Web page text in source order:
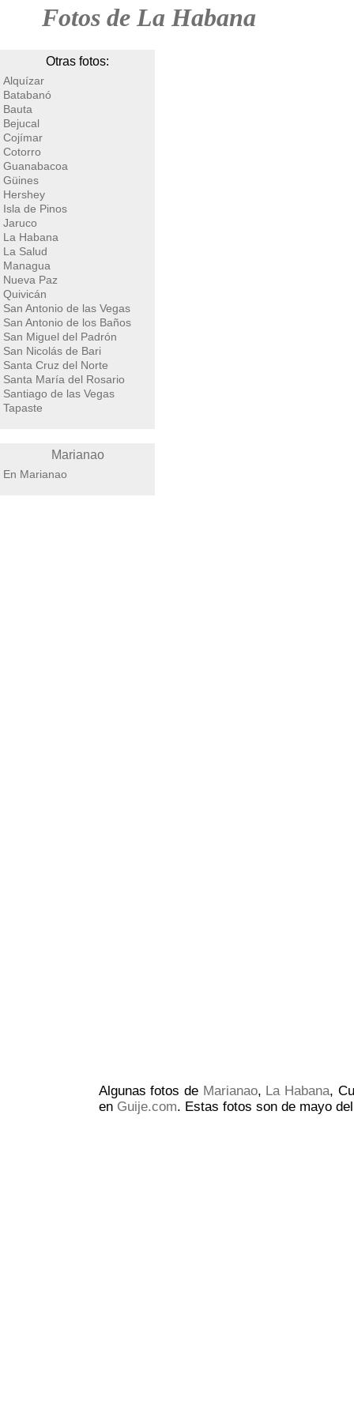
Fotos de La Habana
Otras fotos:
Alquízar
Batabanó
Bauta
Bejucal
Cojímar
Cotorro
Guanabacoa
Güines
Hershey
Isla de Pinos
Jaruco
La Habana
La Salud
Managua
Nueva Paz
Quivicán
San Antonio de las Vegas
San Antonio de los Baños
San Miguel del Padrón
San Nicolás de Bari
Santa Cruz del Norte
Santa María del Rosario
Santiago de las Vegas
Tapaste
Marianao
En Marianao
Algunas fotos de Marianao, La Habana,
en Guije.com. Estas fotos son de mayo